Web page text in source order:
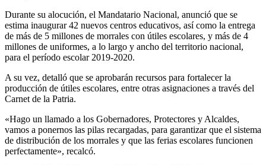
Durante su alocución, el Mandatario Nacional, anunció que se
estima inaugurar 42 nuevos centros educativos, así como la entrega
de más de 5 millones de morrales con útiles escolares, y más de 4
millones de uniformes, a lo largo y ancho del territorio nacional,
para el período escolar 2019-2020.
A su vez, detalló que se aprobarán recursos para fortalecer la
producción de útiles escolares, entre otras asignaciones a través del
Carnet de la Patria.
«Hago un llamado a los Gobernadores, Protectores y Alcaldes,
vamos a ponernos las pilas recargadas, para garantizar que el sistema
de distribución de los morrales y que las ferias escolares funcionen
perfectamente», recalcó.